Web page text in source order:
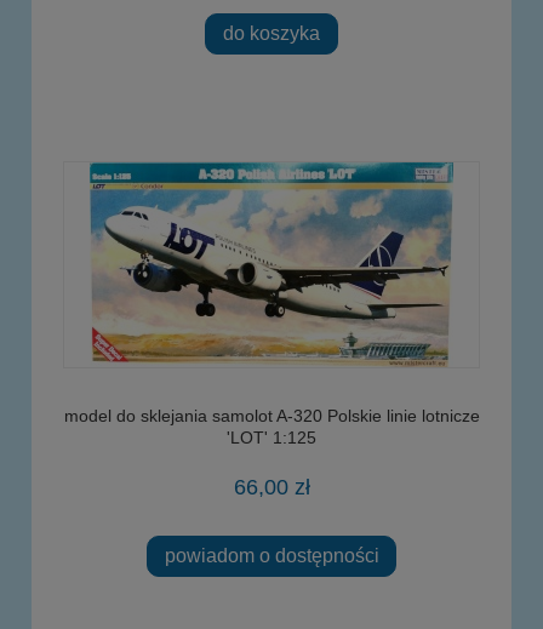
do koszyka
model do sklejania samolot A-320 Polskie linie lotnicze
'LOT' 1:125
66,00 zł
powiadom o dostępności